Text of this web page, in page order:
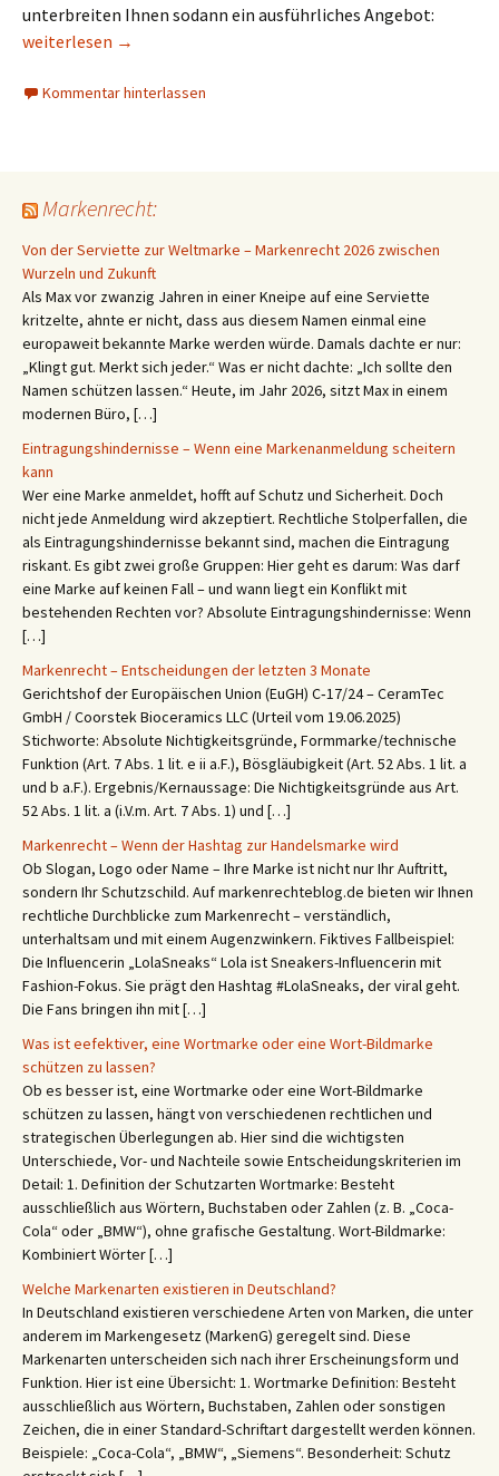
unterbreiten Ihnen sodann ein ausführliches Angebot:
Formular zum EU-Markenschutz (Gemeinschaftsmarke)
weiterlesen →
Kommentar hinterlassen
Markenrecht:
Von der Serviette zur Weltmarke – Markenrecht 2026 zwischen
Wurzeln und Zukunft
Als Max vor zwanzig Jahren in einer Kneipe auf eine Serviette
kritzelte, ahnte er nicht, dass aus diesem Namen einmal eine
europaweit bekannte Marke werden würde. Damals dachte er nur:
„Klingt gut. Merkt sich jeder.“ Was er nicht dachte: „Ich sollte den
Namen schützen lassen.“ Heute, im Jahr 2026, sitzt Max in einem
modernen Büro, […]
Eintragungshindernisse – Wenn eine Markenanmeldung scheitern
kann
Wer eine Marke anmeldet, hofft auf Schutz und Sicherheit. Doch
nicht jede Anmeldung wird akzeptiert. Rechtliche Stolperfallen, die
als Eintragungshindernisse bekannt sind, machen die Eintragung
riskant. Es gibt zwei große Gruppen: Hier geht es darum: Was darf
eine Marke auf keinen Fall – und wann liegt ein Konflikt mit
bestehenden Rechten vor? Absolute Eintragungshindernisse: Wenn
[…]
Markenrecht – Entscheidungen der letzten 3 Monate
Gerichtshof der Europäischen Union (EuGH) C‑17/24 – CeramTec
GmbH / Coorstek Bioceramics LLC (Urteil vom 19.06.2025)
Stichworte: Absolute Nichtigkeitsgründe, Formmarke/technische
Funktion (Art. 7 Abs. 1 lit. e ii a.F.), Bösgläubigkeit (Art. 52 Abs. 1 lit. a
und b a.F.). Ergebnis/Kernaussage: Die Nichtigkeitsgründe aus Art.
52 Abs. 1 lit. a (i.V.m. Art. 7 Abs. 1) und […]
Markenrecht – Wenn der Hashtag zur Handelsmarke wird
Ob Slogan, Logo oder Name – Ihre Marke ist nicht nur Ihr Auftritt,
sondern Ihr Schutzschild. Auf markenrechteblog.de bieten wir Ihnen
rechtliche Durchblicke zum Markenrecht – verständlich,
unterhaltsam und mit einem Augenzwinkern. Fiktives Fallbeispiel:
Die Influencerin „LolaSneaks“ Lola ist Sneakers-Influencerin mit
Fashion-Fokus. Sie prägt den Hashtag #LolaSneaks, der viral geht.
Die Fans bringen ihn mit […]
Was ist eefektiver, eine Wortmarke oder eine Wort-Bildmarke
schützen zu lassen?
Ob es besser ist, eine Wortmarke oder eine Wort-Bildmarke
schützen zu lassen, hängt von verschiedenen rechtlichen und
strategischen Überlegungen ab. Hier sind die wichtigsten
Unterschiede, Vor- und Nachteile sowie Entscheidungskriterien im
Detail: 1. Definition der Schutzarten Wortmarke: Besteht
ausschließlich aus Wörtern, Buchstaben oder Zahlen (z. B. „Coca-
Cola“ oder „BMW“), ohne grafische Gestaltung. Wort-Bildmarke:
Kombiniert Wörter […]
Welche Markenarten existieren in Deutschland?
In Deutschland existieren verschiedene Arten von Marken, die unter
anderem im Markengesetz (MarkenG) geregelt sind. Diese
Markenarten unterscheiden sich nach ihrer Erscheinungsform und
Funktion. Hier ist eine Übersicht: 1. Wortmarke Definition: Besteht
ausschließlich aus Wörtern, Buchstaben, Zahlen oder sonstigen
Zeichen, die in einer Standard-Schriftart dargestellt werden können.
Beispiele: „Coca-Cola“, „BMW“, „Siemens“. Besonderheit: Schutz